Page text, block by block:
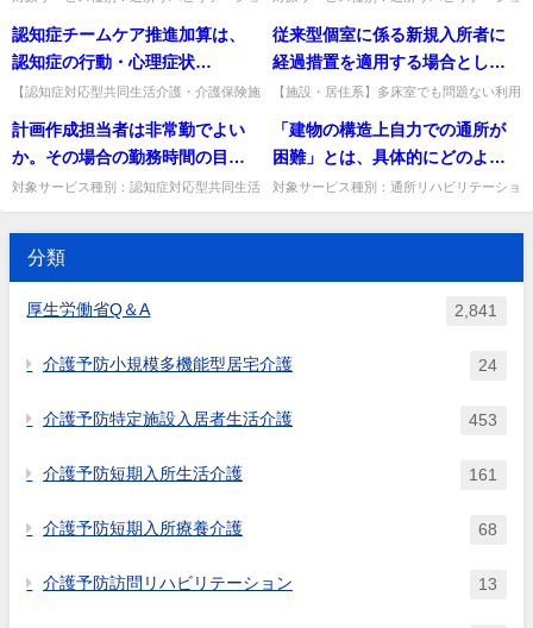
に、過去に実施した賃金改善以
外の処遇改善の取組と、成27年4
うに判別するのか。
改定に関するQ&A（vol.3）（令
和3年3月26日）問33で修正
の処遇改善を計算するに当たっ
ては、現行の介護職員処遇改善
判断することが必要」とされて
いるが、「役職者を除く全産業
平均賃金（440万円）以上か」を
判断するに当たっては、現行の
介護職員処遇改善加算による改
か。
応型通所介護,短期入所生活介護,短期入所
療養介護,訪問介護,...
事等に提出することとなってい
るが，当該要件を満たしている
ことを証するため，計画書や実
績報告書の提出を受けた都道府
県知事は，（介護給付費算定に
係る体制等状況一覧表の「受理
通知」は送付しているがそれと
は別途に）「受理通知」等を事
応型通所介護,短期入所生活介護,短期入所
療養介護,福祉用具貸...
認知症チームケア推進加算は、
認知症の行動・心理症状
（BPSD）が認められる入所者等
にのみ算定できるのか。
【認知症対応型共同生活介護・介護保険施
BPSDが認められる入所者にのみ算定でき
るか。BPSD予防等のチーム...
従来型個室に係る新規入所者に
経過措置を適用する場合とし
て、感染症や著しい精神状況等
もなく、多床室の処遇に問題の
ない利用者が、個室しか開いて
いないという理由で従来型個室
を利用する場合は、経過措置の
【施設・居住系】多床室でも問題ない利用
個室を利用する場合、経過措置の対象にな
るか。対象とならない。出典...
計画作成担当者は非常勤でよい
か。その場合の勤務時間の目安
はあるか。
対象サービス種別：認知症対応型共同生活
いか。その場合の勤務時間の...
「建物の構造上自力での通所が
困難」とは、具体的にどのよう
な場合か。
対象サービス種別：通所リハビリテーショ
分類
厚生労働省Q＆A 2,841
介護予防小規模多機能型居宅介護 24
介護予防特定施設入居者生活介護 453
介護予防短期入所生活介護 161
介護予防短期入所療養介護 68
介護予防訪問リハビリテーション 13